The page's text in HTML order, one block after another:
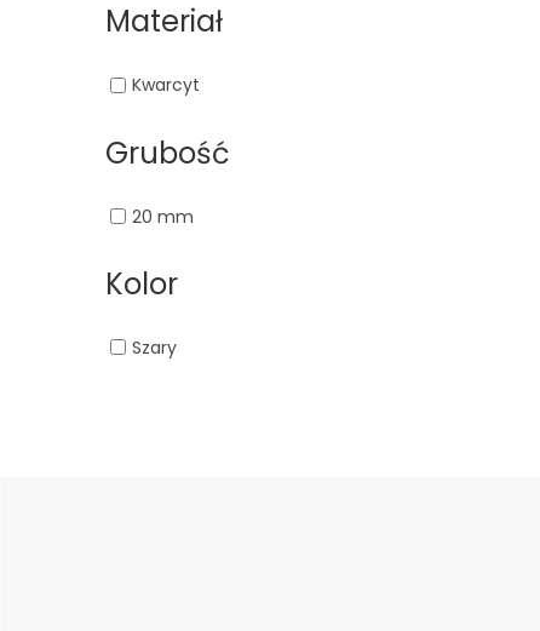
Materiał
Kwarcyt
Grubość
20 mm
Kolor
Szary